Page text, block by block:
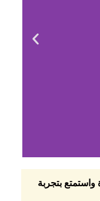
دبل
واستمتع بتجربة